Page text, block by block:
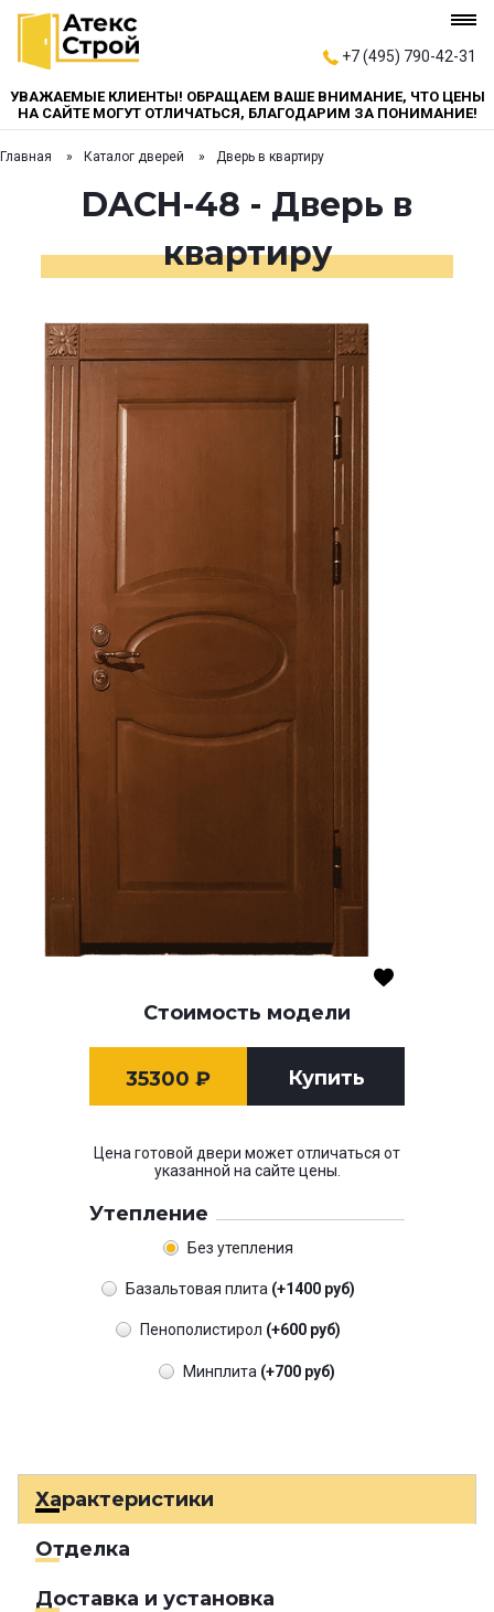
+7 (495) 790-42-31
УВАЖАЕМЫЕ КЛИЕНТЫ! ОБРАЩАЕМ ВАШЕ ВНИМАНИЕ, ЧТО ЦЕНЫ
НА САЙТЕ МОГУТ ОТЛИЧАТЬСЯ, БЛАГОДАРИМ ЗА ПОНИМАНИЕ!
Главная Каталог дверей Дверь в квартиру
DACH-48 - Дверь в
квартиру
Стоимость модели
35300 ₽ Купить
Цена готовой двери может отличаться от
указанной на сайте цены.
Утепление
Без утепления
Базальтовая плита (+1400 руб)
Пенополистирол (+600 руб)
Минплита (+700 руб)
Характеристики
Отделка
Доставка и установка